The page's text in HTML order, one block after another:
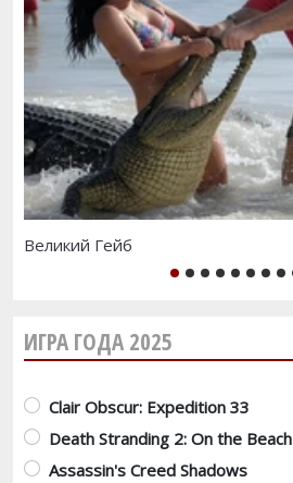
Великий Гейб
1
ИГРА ГОДА 2025
Варианты
Clair Obscur: Expedition 33
Death Stranding 2: On the Beach
Assassin's Creed Shadows